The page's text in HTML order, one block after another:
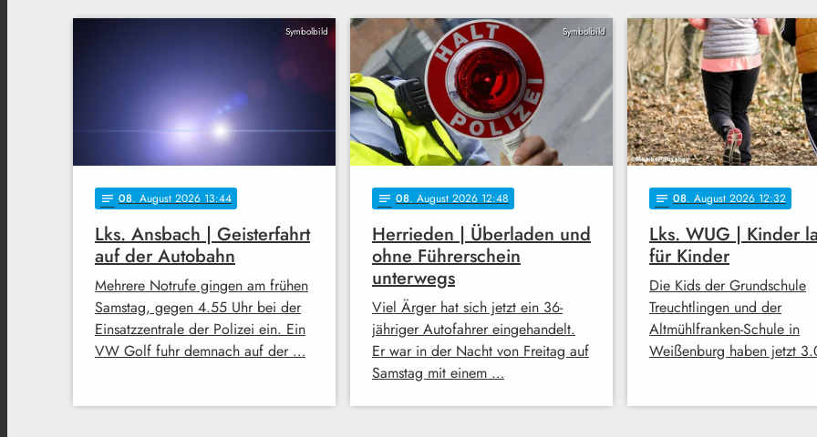
Symbolbild
notes 08. August 2026 13:44
Lks. Ansbach | Geisterfahrt
auf der Autobahn
Mehrere Notrufe gingen am frühen
Samstag, gegen 4.55 Uhr bei der
Einsatzzentrale der Polizei ein. Ein
VW Golf fuhr demnach auf der …
Symbolbild
notes 08. August 2026 12:48
Herrieden | Überladen und
ohne Führerschein
unterwegs
Viel Ärger hat sich jetzt ein 36-
jähriger Autofahrer eingehandelt.
Er war in der Nacht von Freitag auf
Samstag mit einem …
notes 08. August 2026 12:32
Lks. WUG | Kinder
für Kinder
Die Kids der Grundschule
Treuchtlingen und der
Altmühlfranken-Schule in
Weißenburg haben jetzt